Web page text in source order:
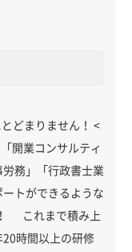
どまりません！ <
開業コンサルティ
務」「行政書士業
トができるような
これまで積み上
時間以上の研修